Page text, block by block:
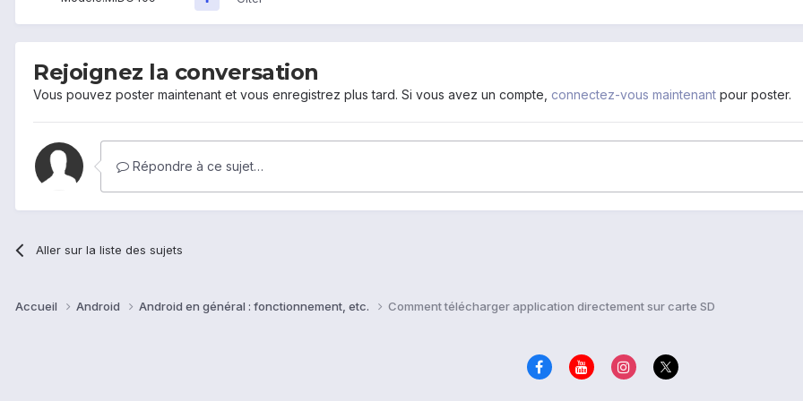
Rejoignez la conversation
Vous pouvez poster maintenant et vous enregistrez plus tard. Si vous avez un compte, connectez-vous maintenant pour poster.
Répondre à ce sujet…
Aller sur la liste des sujets
Accueil Android Android en général : fonctionnement, etc. Comment télécharger application directement sur carte SD